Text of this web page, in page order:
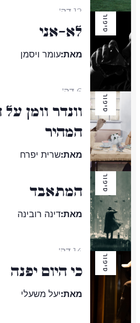
12 דק'
סיפור לא-אני
מאת:עומר ויסמן
6 דק'
סיפור
וונדר וומן
המהיר
מאת:שרית יפרח
19 דק' סיפור המתאבד
מאת:דינה רובינה
14 דק'
סיפור כי היום יפנה
מאת:יעל משעלי